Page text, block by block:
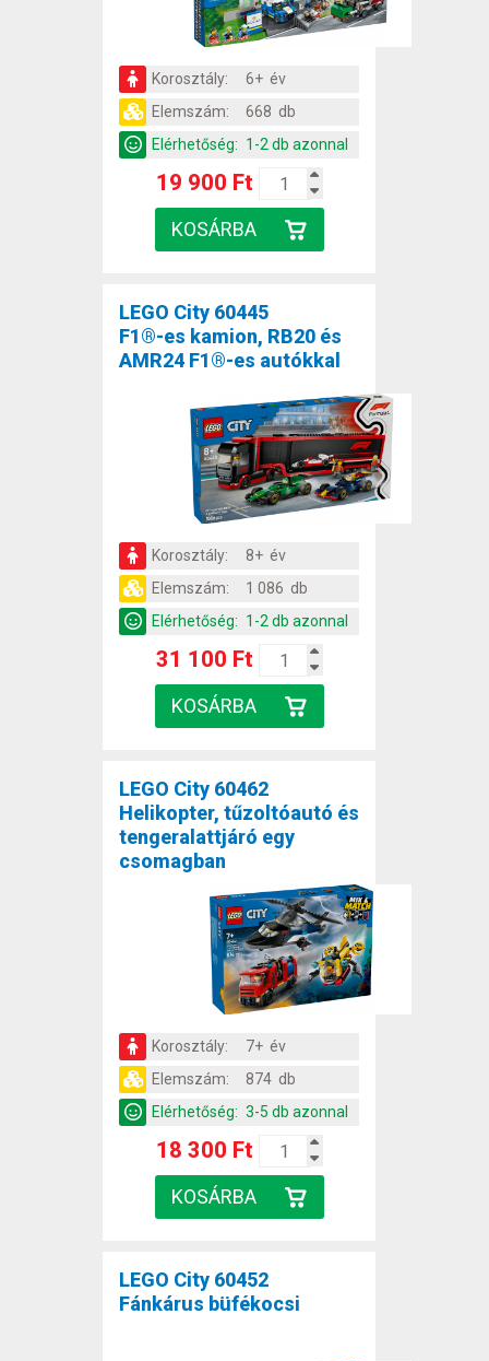
Korosztály:
6+ év
Elemszám:
668 db
Elérhetőség: 1-2 db azonnal
19 900 Ft
LEGO City 60445
F1®-es kamion, RB20 és
AMR24 F1®-es autókkal
Korosztály:
8+ év
Elemszám:
1 086 db
Elérhetőség: 1-2 db azonnal
31 100 Ft
LEGO City 60462
Helikopter, tűzoltóautó és
tengeralattjáró egy
csomagban
Korosztály:
7+ év
Elemszám:
874 db
Elérhetőség: 3-5 db azonnal
18 300 Ft
LEGO City 60452
Fánkárus büfékocsi